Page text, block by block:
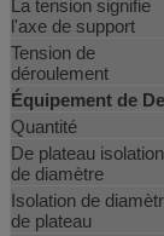
La tension signifie
l'axe de support
Tension de
déroulement
Équipement de
Quantité
De plateau isolation
de diamètre
Isolation de
de plateau